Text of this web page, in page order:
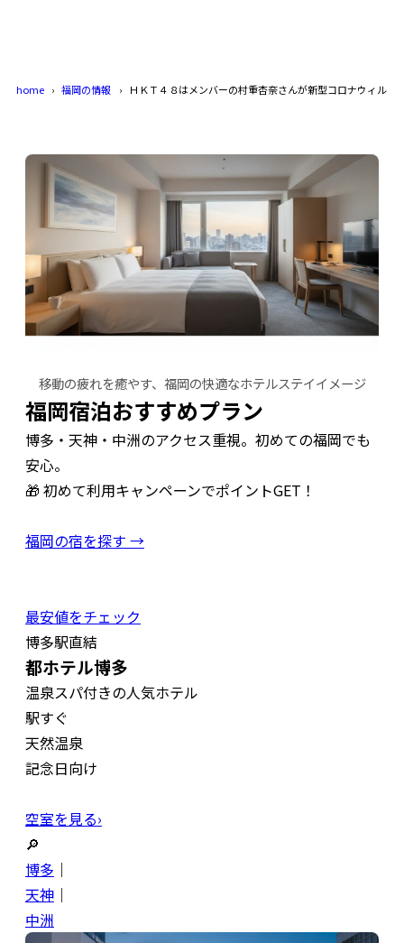
home 福岡の情報 ＨＫＴ４８はメンバーの村重杏奈さんが新型コロナウィルス
移動の疲れを癒やす、福岡の快適なホテルステイイメージ
福岡宿泊おすすめプラン
博多・天神・中洲のアクセス重視。初めての福岡でも
安心。
🎁 初めて利用キャンペーンでポイントGET！
福岡の宿を探す →
最安値をチェック
博多駅直結
都ホテル博多
温泉スパ付きの人気ホテル
駅すぐ
天然温泉
記念日向け
空室を見る›
🔎
博多 ｜
天神｜
中洲